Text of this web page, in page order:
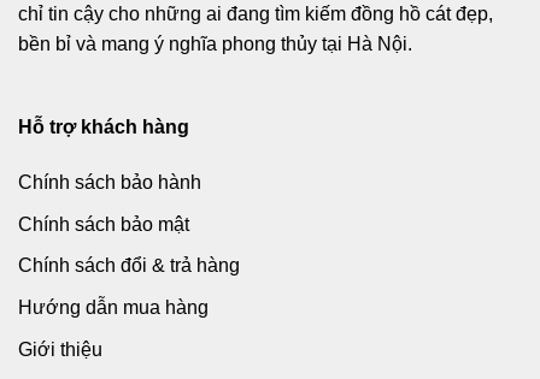
chỉ tin cậy cho những ai đang tìm kiếm đồng hồ cát đẹp,
bền bỉ và mang ý nghĩa phong thủy tại Hà Nội.
Hỗ trợ khách hàng
Chính sách bảo hành
Chính sách bảo mật
Chính sách đổi & trả hàng
Hướng dẫn mua hàng
Giới thiệu